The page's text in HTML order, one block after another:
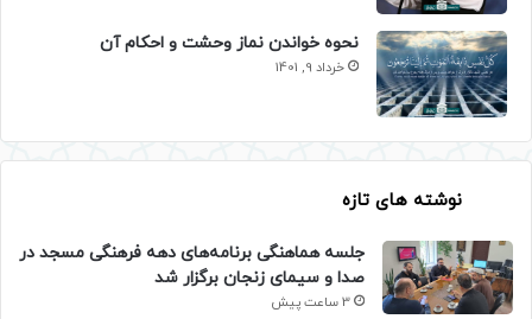
نحوه خواندن نماز وحشت و احکام آن
خرداد 9, 1401
نوشته های تازه
جلسه هماهنگی برنامه‌های دهه فرهنگی مسجد در
صدا و سیمای زنجان برگزار شد
3 ساعت پیش